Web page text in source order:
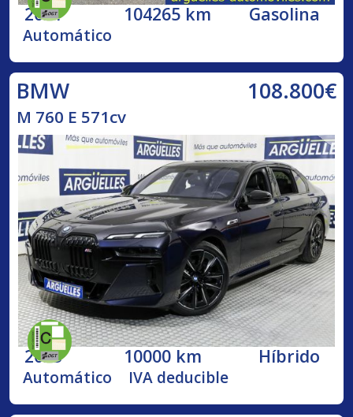
2021 104265 km Gasolina
Automático
BMW 108.800€
M 760 E 571cv
2023 10000 km Híbrido
Automático IVA deducible